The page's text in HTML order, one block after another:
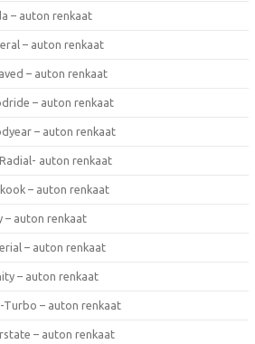
– auton renkaat
– auton renkaat
– auton renkaat
– auton renkaat
– auton renkaat
auton renkaat
– auton renkaat
– auton renkaat
– auton renkaat
– auton renkaat
Turbo – auton renkaat
– auton renkaat